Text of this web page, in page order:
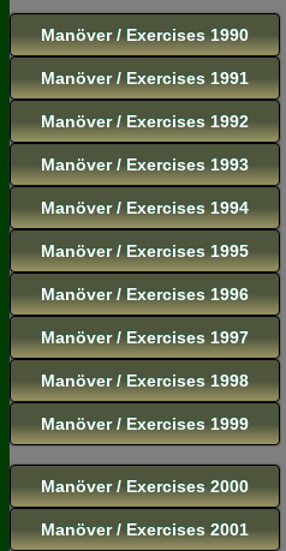
Manöver / Exercises 1990
Manöver / Exercises 1991
Manöver / Exercises 1992
Manöver / Exercises 1993
Manöver / Exercises 1994
Manöver / Exercises 1995
Manöver / Exercises 1996
Manöver / Exercises 1997
Manöver / Exercises 1998
Manöver / Exercises 1999
Manöver / Exercises 2000
Manöver / Exercises 2001